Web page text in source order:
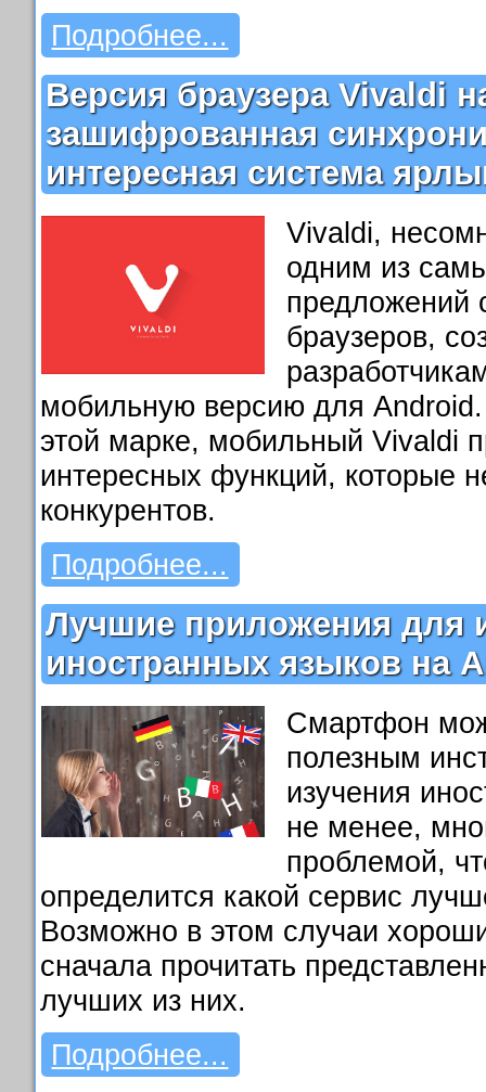
Подробнее...
Версия браузера Vivaldi
зашифрованная
интересная система
Vivaldi,
одним из
предложений
браузеров,
мобильную версию для Android.
этой марке, мобильный Vivaldi
интересных функций, которые
конкурентов.
Подробнее...
Лучшие приложения для
иностранных языков на
Смартфон
полезным
изучения
не менее,
проблемой,
определится какой сервис
Возможно в этом случаи
сначала прочитать
лучших из них.
Подробнее...